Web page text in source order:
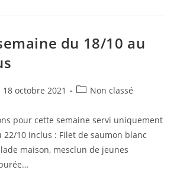
du 18/10 au
18 octobre 2021 Non classé
pour cette semaine servi uniquement
10 inclus : Filet de saumon blanc
maison, mesclun de jeunes